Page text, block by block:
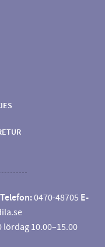
Telefon:0470-48705 E-
10.00–15.00